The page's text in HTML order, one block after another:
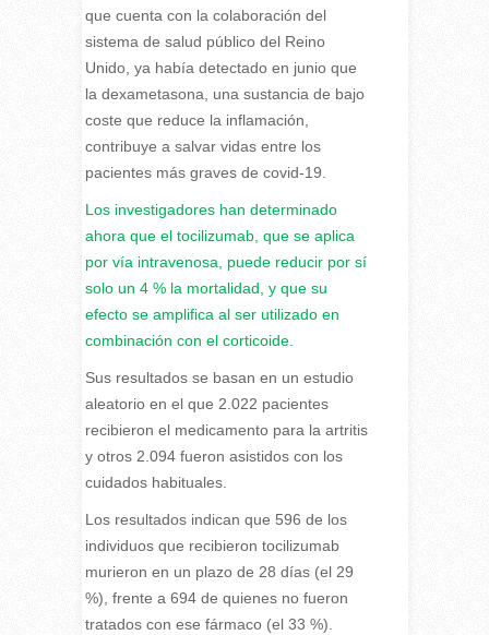
que cuenta con la colaboración del
sistema de salud público del Reino
Unido, ya había detectado en junio que
la dexametasona, una sustancia de bajo
coste que reduce la inflamación,
contribuye a salvar vidas entre los
pacientes más graves de covid-19.
Los investigadores han determinado
ahora que el tocilizumab, que se aplica
por vía intravenosa, puede reducir por sí
solo un 4 % la mortalidad, y que su
efecto se amplifica al ser utilizado en
combinación con el corticoide.
Sus resultados se basan en un estudio
aleatorio en el que 2.022 pacientes
recibieron el medicamento para la artritis
y otros 2.094 fueron asistidos con los
cuidados habituales.
Los resultados indican que 596 de los
individuos que recibieron tocilizumab
murieron en un plazo de 28 días (el 29
%), frente a 694 de quienes no fueron
tratados con ese fármaco (el 33 %).